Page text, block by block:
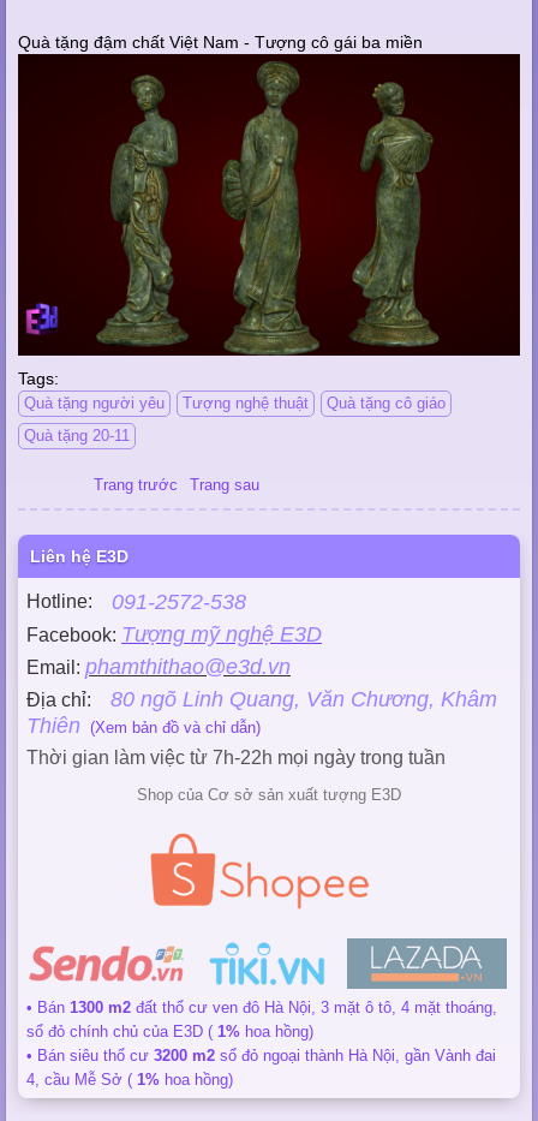
Quà tặng đậm chất Việt Nam - Tượng cô gái ba miền
Tags:
Quà tặng người yêu Tượng nghệ thuật
Quà tặng cô giáo
Quà tặng 20-11
Trang trước Trang sau
Liên hệ E3D
Hotline: 091-2572-538
Facebook: Tượng mỹ nghệ E3D
Email: phamthithao@e3d.vn
Địa chỉ: 80 ngõ Linh Quang, Văn Chương, Khâm
Thiên (Xem bản đồ và chỉ dẫn)
Thời gian làm việc từ 7h-22h mọi ngày trong tuần
Shop của Cơ sở sản xuất tượng E3D
• Bán 1300 m2 đất thổ cư ven đô Hà Nội, 3 mặt ô tô, 4 mặt thoáng,
sổ đỏ chính chủ của E3D ( 1% hoa hồng)
• Bán siêu thổ cư 3200 m2 sổ đỏ ngoại thành Hà Nội, gần Vành đai
4, cầu Mễ Sở ( 1% hoa hồng)